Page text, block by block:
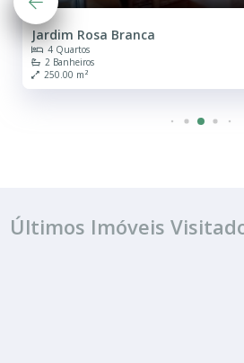
Jardim Rosa Branca
4 Quartos
2 Banheiros
250.00 m²
Últimos Imóveis